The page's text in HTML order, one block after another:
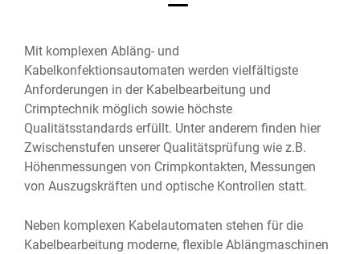
Mit komplexen Abläng- und
Kabelkonfektionsautomaten werden vielfältigste
Anforderungen in der Kabelbearbeitung und
Crimptechnik möglich sowie höchste
Qualitätsstandards erfüllt. Unter anderem finden hier
Zwischenstufen unserer Qualitätsprüfung wie z.B.
Höhenmessungen von Crimpkontakten, Messungen
von Auszugskräften und optische Kontrollen statt.
Neben komplexen Kabelautomaten stehen für die
Kabelbearbeitung moderne, flexible Ablängmaschinen